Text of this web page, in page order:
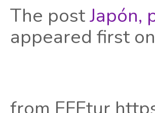
The postJapón,
appeared first on